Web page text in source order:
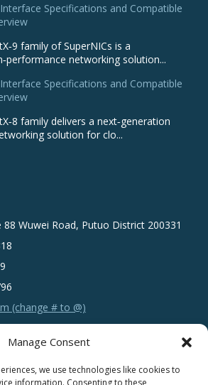
Manage Consent
we use technologies like cookies to
information. Consenting to these
Specifications and Compatible
family of SuperNICs is a
networking solution...
Specifications and Compatible
family delivers a next‑generation
solution for clo...
88 Wuwei Road, Putuo District 200331
(change # to @)